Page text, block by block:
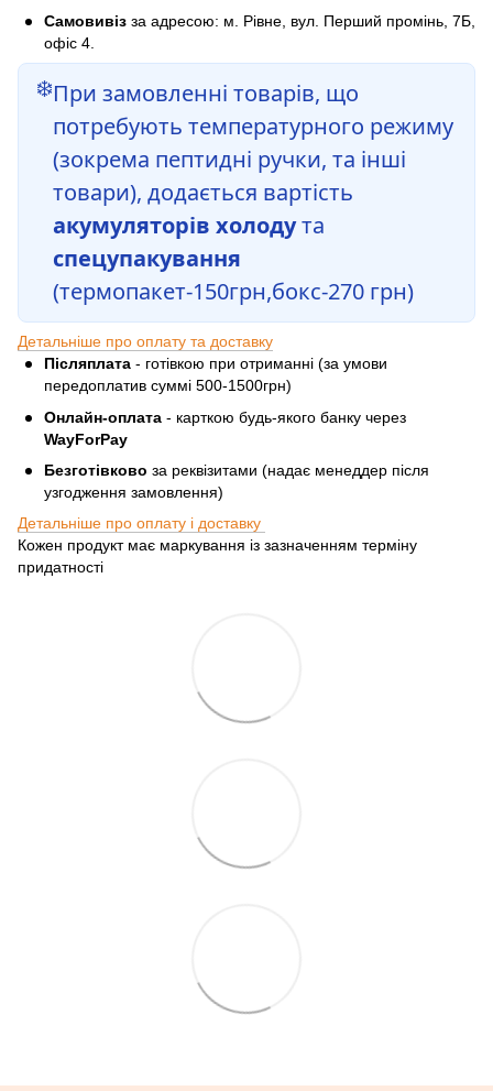
Самовивіз за адресою: м. Рівне, вул. Перший промінь, 7Б,
офіс 4.
❄️При замовленні товарів, що
потребують температурного режиму
(зокрема пептидні ручки, та інші
товари), додається вартість
акумуляторів холодута
спецупакування
(термопакет-150грн,бокс-270 грн)
Детальніше про оплату та доставку
Післяплата - готівкою при отриманні (за умови
передоплатив суммі 500-1500грн)
Онлайн-оплата - карткою будь-якого банку через
WayForPay
Безготівково за реквізитами (надає менеддер після
узгодження замовлення)
Детальніше про оплату і доставку
Кожен продукт має маркування із зазначенням терміну
придатності